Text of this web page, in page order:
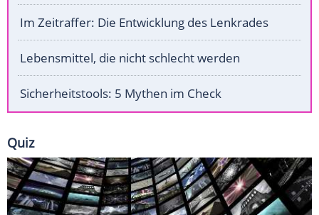
Im Zeitraffer: Die Entwicklung des Lenkrades
Lebensmittel, die nicht schlecht werden
Sicherheitstools: 5 Mythen im Check
Quiz